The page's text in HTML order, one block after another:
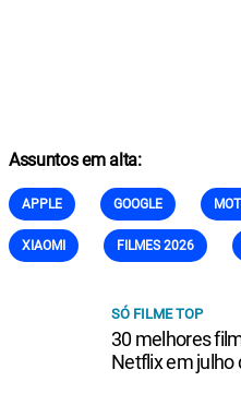
Assuntos em alta:
APPLE GOOGLE
XIAOMI FILMES 2026
SÓ FILME TOP
30 melhores
Netflix em julho